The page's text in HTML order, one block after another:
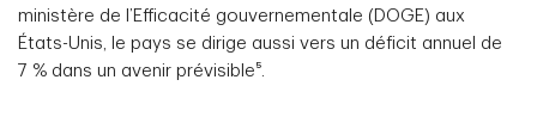
ministère de l’Efficacité gouvernementale (DOGE) aux
États-Unis, le pays se dirige aussi vers un déficit annuel de
7 % dans un avenir prévisible⁵.